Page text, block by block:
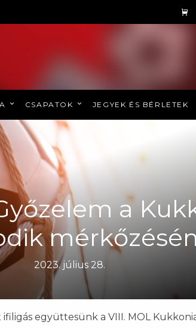
CSAPATOK JEGYEK ÉS BÉRLETEK
a
2023. július 28.
együttesünk a VIII. MOL